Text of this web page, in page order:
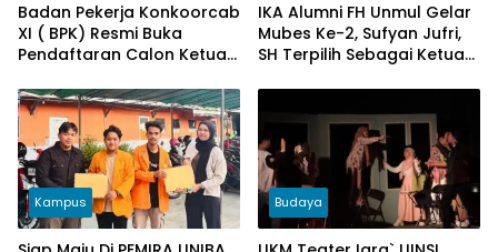
Badan Pekerja Konkoorcab
XI ( BPK) Resmi Buka
Pendaftaran Calon Ketua
Kaltim
IKA Alumni FH Unmul Gelar
Mubes Ke-2, Sufyan Jufri,
SH Terpilih Sebagai Ketua
Kampus Budaya